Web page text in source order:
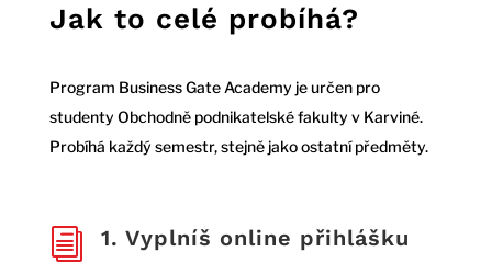
Jak to celé probíhá?
Program Business Gate Academy je určen pro
studenty Obchodně podnikatelské fakulty v Karviné.
Probíhá každý semestr, stejně jako ostatní předměty.
i 1. Vyplníš online přihlášku